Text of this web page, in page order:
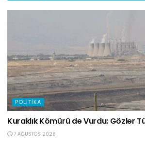
POLITIKA
Kuraklık Kömürü de Vurdu: Gözler
7 AĞUSTOS 2026